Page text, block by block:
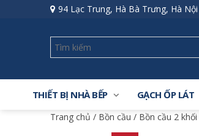
94 Lạc Trung, Hà Bà Trưng, Hà Nội
THIẾT BỊ NHÀ BẾP GẠCH ỐP LÁT
Trang chủ / Bồn cầu / Bồn cầu 2 khối